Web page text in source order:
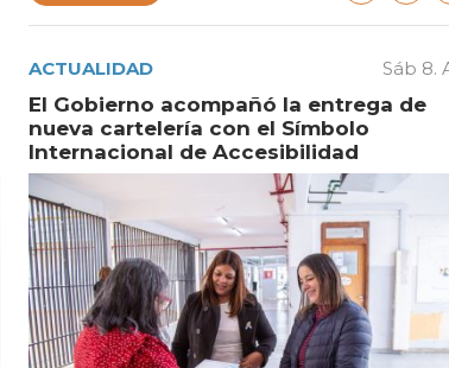
ACTUALIDAD Sáb 8.
El Gobierno acompañó la entrega de
nueva cartelería con el Símbolo
Internacional de Accesibilidad